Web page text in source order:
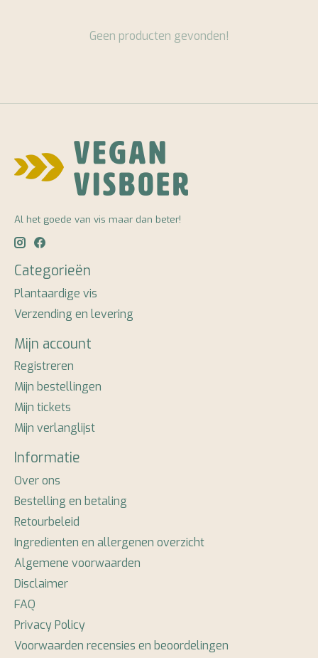
Geen producten gevonden!
Al het goede van vis maar dan beter!
Categorieën
Plantaardige vis
Verzending en levering
Mijn account
Registreren
Mijn bestellingen
Mijn tickets
Mijn verlanglijst
Informatie
Over ons
Bestelling en betaling
Retourbeleid
Ingredienten en allergenen overzicht
Algemene voorwaarden
Disclaimer
FAQ
Privacy Policy
Voorwaarden recensies en beoordelingen